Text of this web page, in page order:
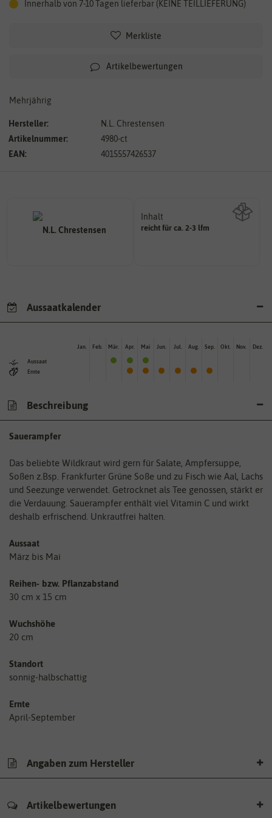
Innerhalb von 7-10 Tagen lieferbar (KEINE TEILLIEFERUNG)
Merkliste
Artikelbewertungen
Mehrjährig
Hersteller:
N.L. Chrestensen
Artikelnummer:
4980-ct
EAN:
4015557426537
Inhalt
reicht für ca. 2-3 lfm
Wie viel ist enthalten
Aussaatkalender
Aussaat
Ernte
Jan. Feb. Mär. Apr. Mai Jun. Jul. Aug. Sep. Okt. Nov. Dez.
Beschreibung
Sauerampfer
Das beliebte Wildkraut wird gern für Salate, Ampfersuppe,
Soßen z.Bsp. Frankfurter Grüne Soße und zu Fisch wie Aal, Lachs
und Seezunge verwendet. Getrocknet als Tee genossen, stärkt er
die Verdauung. Sauerampfer enthält viel Vitamin C und wirkt
deshalb erfrischend. Unkrautfrei halten.
Aussaat
März bis Mai
Reihen- bzw. Pflanzabstand
30 cm x 15 cm
Wuchshöhe
20 cm
Standort
sonnig-halbschattig
Ernte
April-September
Angaben zum Hersteller
Artikelbewertungen